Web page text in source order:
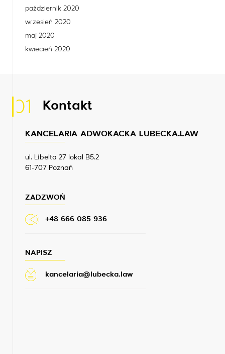
październik 2020
wrzesień 2020
maj 2020
kwiecień 2020
01 Kontakt
KANCELARIA ADWOKACKA LUBECKA.LAW
ul. Libelta 27 lokal B5.2
61-707 Poznań
ZADZWOŃ
+48 666 085 936
NAPISZ
kancelaria@lubecka.law